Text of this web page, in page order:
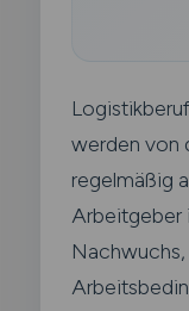
werden von
regelmäßig
Arbeitgeber